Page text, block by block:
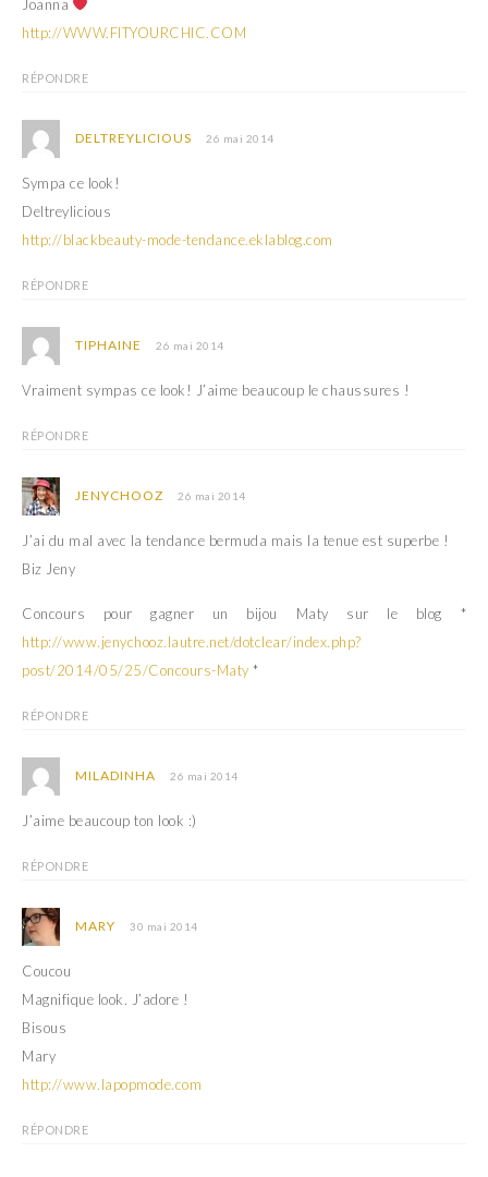
Joanna
http://WWW.FITYOURCHIC.COM
RÉPONDRE
DELTREYLICIOUS 26 mai 2014
Sympa ce look!
Deltreylicious
http://blackbeauty-mode-tendance.eklablog.com
RÉPONDRE
TIPHAINE 26 mai 2014
Vraiment sympas ce look! J’aime beaucoup le chaussures !
RÉPONDRE
JENYCHOOZ 26 mai 2014
J’ai du mal avec la tendance bermuda mais la tenue est superbe !
Biz Jeny
Concours pour gagner un bijou Maty sur le blog *
http://www.jenychooz.lautre.net/dotclear/index.php?
post/2014/05/25/Concours-Maty *
RÉPONDRE
MILADINHA 26 mai 2014
J’aime beaucoup ton look :)
RÉPONDRE
MARY 30 mai 2014
Coucou
Magnifique look. J’adore !
Bisous
Mary
http://www.lapopmode.com
RÉPONDRE